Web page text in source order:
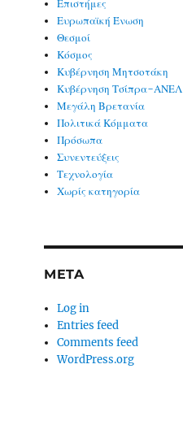
Επιστήμες
Ευρωπαϊκή Ένωση
Θεσμοί
Κόσμος
Κυβέρνηση Μητσοτάκη
Κυβέρνηση Τσίπρα-ΑΝΕΛ
Μεγάλη Βρετανία
Πολιτικά Κόμματα
Πρόσωπα
Συνεντεύξεις
Τεχνολογία
Χωρίς κατηγορία
META
Log in
Entries feed
Comments feed
WordPress.org